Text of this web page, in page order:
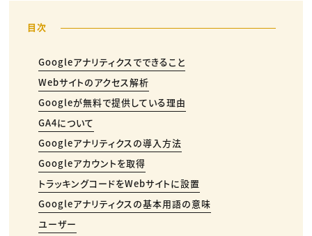
Googleアナリティクスでできること
Webサイトのアクセス解析
Googleが無料で提供している理由
GA4について
Googleアナリティクスの導入方法
Googleアカウントを取得
トラッキングコードをWebサイトに設置
Googleアナリティクスの基本用語の意味
ユーザー